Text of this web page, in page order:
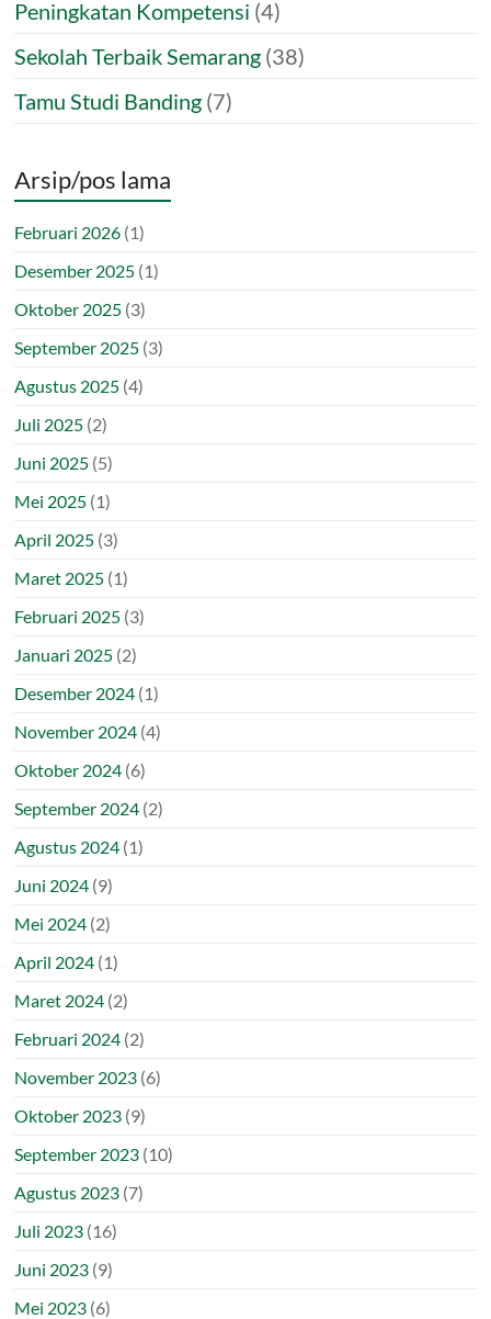
Peningkatan Kompetensi (4)
Sekolah Terbaik Semarang (38)
Tamu Studi Banding (7)
Arsip/pos lama
Februari 2026 (1)
Desember 2025 (1)
Oktober 2025 (3)
September 2025 (3)
Agustus 2025 (4)
Juli 2025 (2)
Juni 2025 (5)
Mei 2025 (1)
April 2025 (3)
Maret 2025 (1)
Februari 2025 (3)
Januari 2025 (2)
Desember 2024 (1)
November 2024 (4)
Oktober 2024 (6)
September 2024 (2)
Agustus 2024 (1)
Juni 2024 (9)
Mei 2024 (2)
April 2024 (1)
Maret 2024 (2)
Februari 2024 (2)
November 2023 (6)
Oktober 2023 (9)
September 2023 (10)
Agustus 2023 (7)
Juli 2023 (16)
Juni 2023 (9)
Mei 2023 (6)